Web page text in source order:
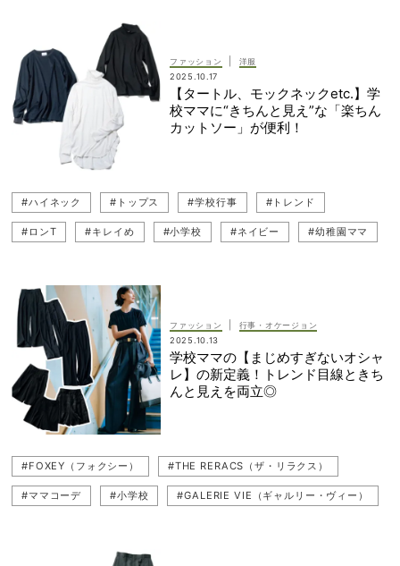
#スリッパ
#コスパブランド #授業参観コーデ #卒入園・卒入学
#無印良品 #名品 #小学校
ファッション
洋服
2025.10.17
【タートル、モックネックetc.】学
校ママに“きちんと見え”な「楽ちん
カットソー」が便利！
#ハイネック #トップス #学校行事 #トレンド
#ロンT #キレイめ #小学校 #ネイビー #幼稚園ママ
#パンツコーデ
ファッション
行事・オケージョン
2025.10.13
学校ママの【まじめすぎないオシャ
レ】の新定義！トレンド目線ときち
んと見えを両立◎
#FOXEY（フォクシー） #THE RERACS（ザ・リラクス）
#ママコーデ #小学校 #GALERIE VIE（ギャルリー・ヴィー）
#Whim Gazette（ウィム ガゼット）